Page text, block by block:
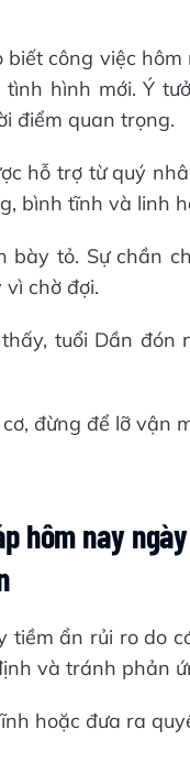
biết công việc
hình mới. Ý
điểm quan trọng.
hỗ trợ từ quý
bình tĩnh và linh
bày tỏ. Sự chần
chờ đợi.
tuổi Dần
đừng để lỡ vận
hôm nay
tiềm ẩn rủi ro do
và tránh phản
hoặc đưa ra